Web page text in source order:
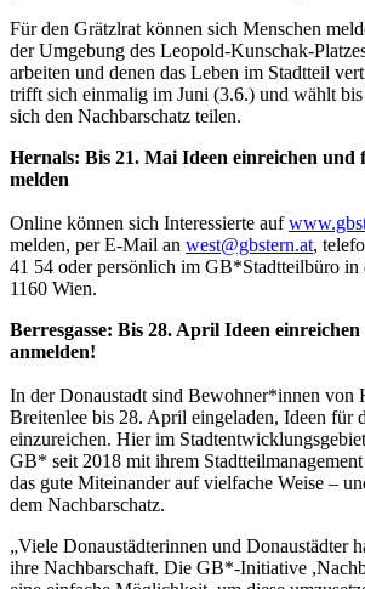
Für den Grätzlrat können sich Menschen
der Umgebung des Leopold-Kunschak-
arbeiten und denen das Leben im Stadtteil
trifft sich einmalig im Juni (3.6.) und wählt
sich den Nachbarschatz teilen.
Hernals: Bis 21. Mai Ideen einreichen
melden
Online können sich Interessierte auf
melden, per E-Mail an west@gbstern.at,
41 54 oder persönlich im GB*Stadtteilbüro in
1160 Wien.
Berresgasse: Bis 28. April Ideen
anmelden!
In der Donaustadt sind Bewohner*innen von
Breitenlee bis 28. April eingeladen, Ideen für
einzureichen. Hier im
GB* seit 2018 mit ihrem
das gute Miteinander auf vielfache Weise –
dem Nachbarschatz.
„Viele Donaustädterinnen und Donaustädter
ihre Nachbarschaft. Die GB*-Initiative